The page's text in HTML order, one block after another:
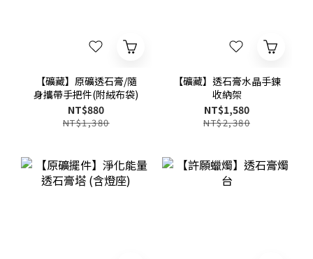
【礦藏】原礦透石膏/隨
身攜帶手把件(附絨布袋)
NT$880
NT$1,380
【礦藏】透石膏水晶手鍊
收納架
NT$1,580
NT$2,380